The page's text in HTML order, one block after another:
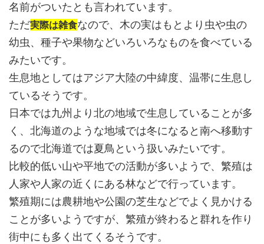
名前がついたとも言われています。
ただ実際は雑食なので、木の実はもとより虫や虫の
幼虫、種子や果物などいろいろなものを食べている
みたいです。
生息地としてはアジア大陸の中緯度、温帯に生息し
ているそうです。
日本では九州より北の地域で生息していることが多
く、北海道のような地域では冬になると南へ移動す
るので北海道では夏鳥という扱いみたいです。
比較的低い山や平地での活動が多いようで、繁殖は
人家や人家の近くにある林などで行っています。
繁殖期には農耕地や公園の芝生などでよく見かける
ことが多いようですが、繁殖が終わると群れを作り
街中にも多く出てくるそうです。